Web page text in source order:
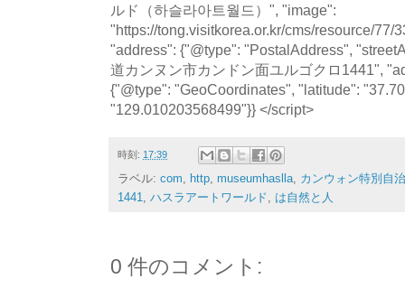
ルド（하슬라아트월드）", "image":
"https://tong.visitkorea.or.kr/cms/resource/77/
"address": {"@type": "PostalAddress",
道カンヌン市カンドン面ユルゴクロ1441",
{"@type": "GeoCoordinates", "latitude":
"129.010203568499"}} </script>
時刻: 17:39
ラベル: com, http, museumhaslla, カンウォン特別自
1441, ハスラアートワールド, は自然と人
0 件のコメント: